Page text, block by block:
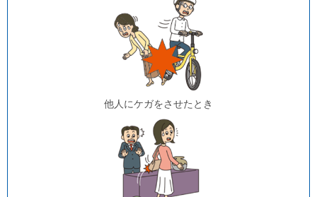
他人にケガをさせたとき